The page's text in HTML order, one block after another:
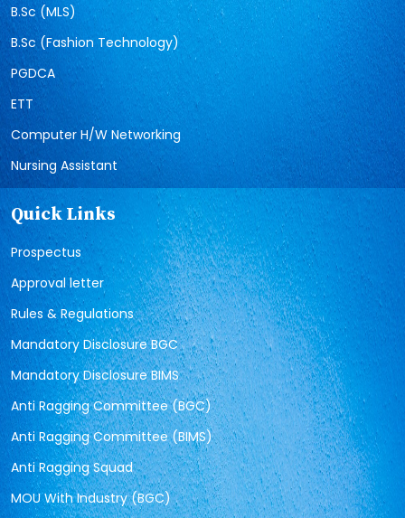
B.Sc (MLS)
B.Sc (Fashion Technology)
PGDCA
ETT
Computer H/W Networking
Nursing Assistant
Quick Links
Prospectus
Approval letter
Rules & Regulations
Mandatory Disclosure BGC
Mandatory Disclosure BIMS
Anti Ragging Committee (BGC)
Anti Ragging Committee (BIMS)
Anti Ragging Squad
MOU With Industry (BGC)